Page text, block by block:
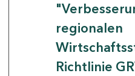
regionalen
Richtlinie